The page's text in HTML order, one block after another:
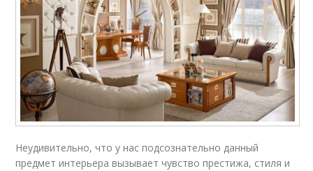
Неудивительно, что у нас подсознательно данный
предмет интерьера вызывает чувство престижа, стиля и